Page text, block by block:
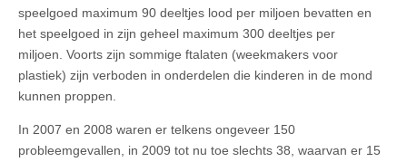
speelgoed maximum 90 deeltjes lood per miljoen bevatten en
het speelgoed in zijn geheel maximum 300 deeltjes per
miljoen. Voorts zijn sommige ftalaten (weekmakers voor
plastiek) zijn verboden in onderdelen die kinderen in de mond
kunnen proppen.
In 2007 en 2008 waren er telkens ongeveer 150
probleemgevallen, in 2009 tot nu toe slechts 38, waarvan er 15